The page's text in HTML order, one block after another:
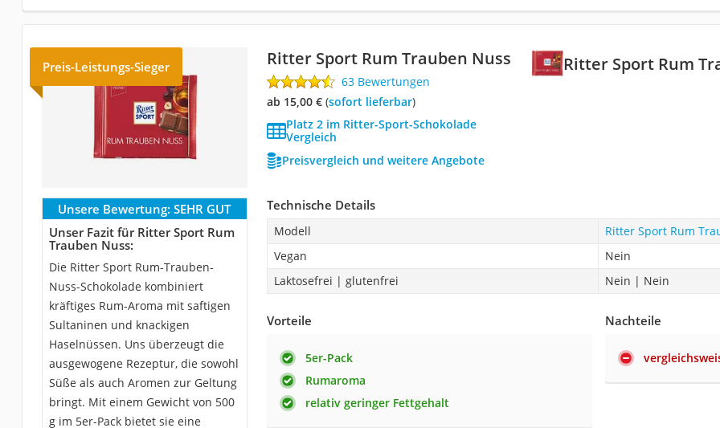
Ritter Sport Rum
Preis-Leistungs-Sieger Ritter Sport Rum Trauben Nuss
63 Bewertungen
ab 15,00 €( Sofort lieferbar)
Platz 2 im Ritter-Sport-Schokolade
Vergleich
Preisvergleich und weitere Angebote
Unsere Bewertung: SEHR GUT
Unser Fazit für Ritter Sport Rum
Trauben Nuss:
Die Ritter Sport Rum-Trauben-
Nuss-Schokolade kombiniert
kräftiges Rum-Aroma mit saftigen
Sultaninen und knackigen
Haselnüssen. Uns überzeugt die
ausgewogene Rezeptur, die sowohl
Süße als auch Aromen zur Geltung
bringt. Mit einem Gewicht von 500
g im 5er-Pack bietet sie eine
Technische Details
Modell
Ritter Sport Rum
Vegan
Nein
Laktosefrei | glutenfrei
Nein | Nein
Vorteile
5er-Pack
Rumaroma
relativ geringer Fettgehalt
Nachteile